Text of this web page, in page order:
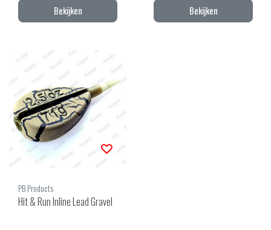
Bekijken Bekijken
PB Products
Hit & Run Inline Lead Gravel